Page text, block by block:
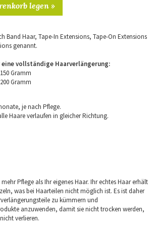
legen »
Band Haar, Tape-In Extensions, Tape-On Extensions
genannt.
vollständige Haarverlängerung:
Gramm
Gramm
je nach Pflege.
Haare verlaufen in gleicher Richtung.
Pflege als Ihr eigenes Haar. Ihr echtes Haar erhält
was bei Haarteilen nicht möglich ist. Es ist daher
zu kümmern und
anzuwenden, damit sie nicht trocken werden,
verlieren.